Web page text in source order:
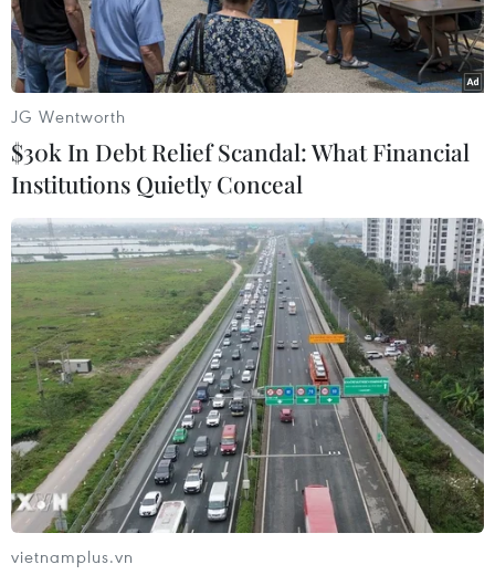
Sóc Trăng đẩy nhanh tốc độ tiêm vaccine
phòng COVID-19 cho trẻ
15/11/2021 05:37
Đến hết ngày 14/11, Sóc Trăng đã tiêm được 31.574 mũi
cho trẻ (gồm học sinh cấp THPT, giáo dục thường xuyên
và các em trong độ tuổi đã nghỉ học), đạt 98,9% số trẻ
trong độ tuổi trên toàn tỉnh.
JG Wentworth
$30k In Debt Relief Scandal: What Financial
Institutions Quietly Conceal
vietnamplus.vn